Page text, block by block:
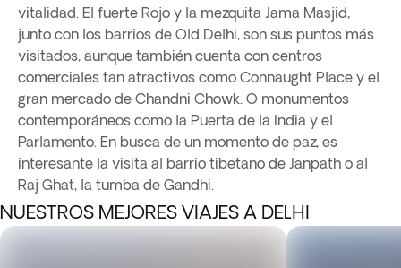
vitalidad. El fuerte Rojo y la mezquita Jama Masjid,
junto con los barrios de Old Delhi, son sus puntos más
visitados, aunque también cuenta con centros
comerciales tan atractivos como Connaught Place y el
gran mercado de Chandni Chowk. O monumentos
contemporáneos como la Puerta de la India y el
Parlamento. En busca de un momento de paz, es
interesante la visita al barrio tibetano de Janpath o al
Raj Ghat, la tumba de Gandhi.
NUESTROS MEJORES VIAJES A DELHI